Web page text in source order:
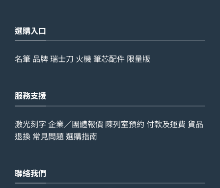
選購入口
名筆 品牌瑞士刀 火機筆芯配件 限量版
服務支援
激光刻字 企業／團體報價 陳列室預約 付款及運費 貨品
退換 常見問題 選購指南
聯絡我們